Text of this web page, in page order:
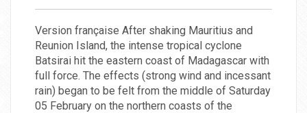
Version française After shaking Mauritius and
Reunion Island, the intense tropical cyclone
Batsirai hit the eastern coast of Madagascar with
full force. The effects (strong wind and incessant
rain) began to be felt from the middle of Saturday
05 February on the northern coasts of the